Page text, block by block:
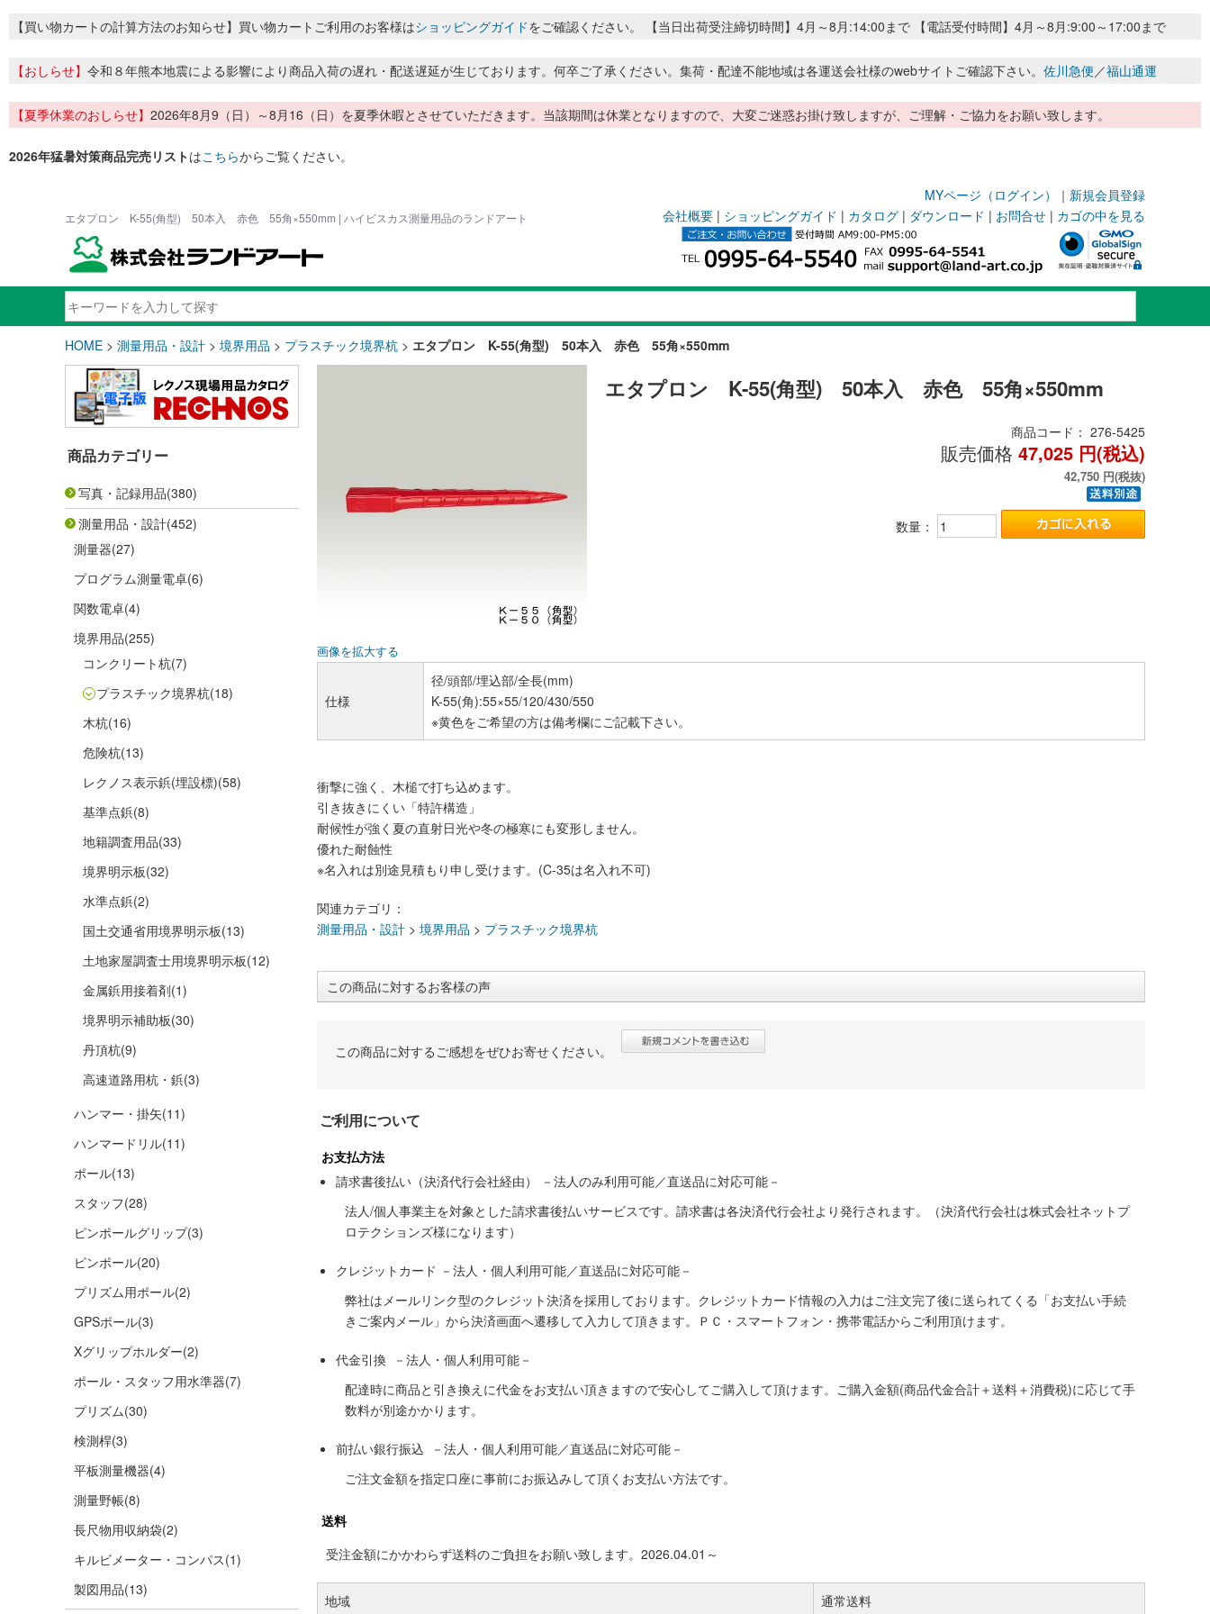
【買い物カートの計算方法のお知らせ】買い物カートご利用のお客様はショッピングガイドをご確認ください。 【当日出荷受注締切時間】4月～8月:14:00まで 【電話受付時間】4月～8月:9:00～17:00まで
【おしらせ】 令和８年熊本地震による影響により商品入荷の遅れ・配送遅延が生じております。何卒ご了承ください。集荷・配達不能地域は各運送会社様のwebサイトご確認下さい。 佐川急便／福山通運
【夏季休業のおしらせ】 2026年8月9（日）～8月16（日）を夏季休暇とさせていただきます。当該期間は休業となりますので、大変ご迷惑お掛け致しますが、ご理解・ご協力をお願い致します。
2026年猛暑対策商品完売リストはこちらからご覧ください。
MYページ（ログイン） ｜ 新規会員登録
エタプロン K-55(角型) 50本入 赤色 55角×550mm | ハイビスカス測量用品のランドアート 会社概要 | ショッピングガイド | カタログ | ダウンロード | お問合せ | カゴの中を見る
HOME > 測量用品・設計 > 境界用品 > プラスチック境界杭 > エタプロン K-55(角型) 50本入 赤色 55角×550mm
商品カテゴリー
写真・記録用品(380)
測量用品・設計(452)
測量器(27)
プログラム測量電卓(6)
関数電卓(4)
境界用品(255)
コンクリート杭(7)
プラスチック境界杭(18)
木杭(16)
危険杭(13)
レクノス表示鋲(埋設標)(58)
基準点鋲(8)
地籍調査用品(33)
境界明示板(32)
水準点鋲(2)
国土交通省用境界明示板(13)
土地家屋調査士用境界明示板(12)
金属鋲用接着剤(1)
境界明示補助板(30)
丹頂杭(9)
高速道路用杭・鋲(3)
ハンマー・掛矢(11)
ハンマードリル(11)
ポール(13)
スタッフ(28)
ピンポールグリップ(3)
ピンポール(20)
プリズム用ポール(2)
GPSポール(3)
Xグリップホルダー(2)
ポール・スタッフ用水準器(7)
プリズム(30)
検測桿(3)
平板測量機器(4)
測量野帳(8)
長尺物用収納袋(2)
キルビメーター・コンパス(1)
製図用品(13)
画像を拡大する
エタプロン K-55(角型) 50本入 赤色 55角×550mm
商品コード： 276-5425
販売価格 47,025 円(税込)
42,750 円(税抜)
数量：
仕様
径/頭部/埋込部/全長(mm)
K-55(角):55×55/120/430/550
※黄色をご希望の方は備考欄にご記載下さい。
衝撃に強く、木槌で打ち込めます。
引き抜きにくい「特許構造」
耐候性が強く夏の直射日光や冬の極寒にも変形しません。
優れた耐蝕性
※名入れは別途見積もり申し受けます。(C-35は名入れ不可)
関連カテゴリ：
測量用品・設計 > 境界用品 > プラスチック境界杭
この商品に対するお客様の声
この商品に対するご感想をぜひお寄せください。
ご利用について
お支払方法
請求書後払い（決済代行会社経由） －法人のみ利用可能／直送品に対応可能－
法人/個人事業主を対象とした請求書後払いサービスです。請求書は各決済代行会社より発行されます。（決済代行会社は株式会社ネットプ
ロテクションズ様になります）
クレジットカード －法人・個人利用可能／直送品に対応可能－
弊社はメールリンク型のクレジット決済を採用しております。クレジットカード情報の入力はご注文完了後に送られてくる「お支払い手続
きご案内メール」から決済画面へ遷移して入力して頂きます。ＰＣ・スマートフォン・携帯電話からご利用頂けます。
代金引換 －法人・個人利用可能－
配達時に商品と引き換えに代金をお支払い頂きますので安心してご購入して頂けます。ご購入金額(商品代金合計＋送料＋消費税)に応じて手
数料が別途かかります。
前払い銀行振込 －法人・個人利用可能／直送品に対応可能－
ご注文金額を指定口座に事前にお振込みして頂くお支払い方法です。
送料
受注金額にかかわらず送料のご負担をお願い致します。2026.04.01～
地域
通常送料